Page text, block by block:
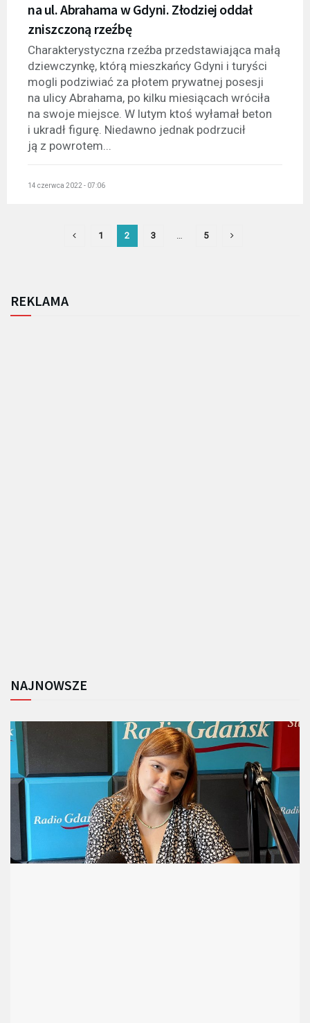
na ul. Abrahama w Gdyni. Złodziej oddał
zniszczoną rzeźbę
Charakterystyczna rzeźba przedstawiająca małą
dziewczynkę, którą mieszkańcy Gdyni i turyści
mogli podziwiać za płotem prywatnej posesji
na ulicy Abrahama, po kilku miesiącach wróciła
na swoje miejsce. W lutym ktoś wyłamał beton
i ukradł figurę. Niedawno jednak podrzucił
ją z powrotem...
14 czerwca 2022 - 07:06
1 2 3 5
REKLAMA
NAJNOWSZE